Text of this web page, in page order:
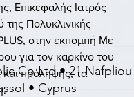
Επικεφαλής Ιατρός
Πολυκλινικής
στην εκπομπή Με
για τον καρκίνο του
και πρόληψης, τα
Co Ltd • 21
• Cyprus